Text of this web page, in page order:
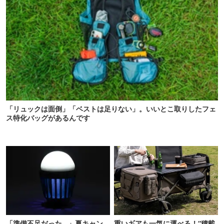
「リュックは面倒」「ベストは足りない」。いいとこ取りしたフェ
ス特化バッグがあるんです